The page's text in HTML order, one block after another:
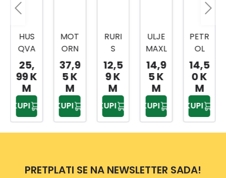
HUS
QVA
RNA
DVO
TAKN
TO
ULJE
1L
25,
99 K
M
KUPI
MOT
ORN
O
ULJE
HP
SUPE
R 1L
DOZ
ER
37,9
5 K
M
KUPI
RURI
S
ULJE
4T
600
ML
060
12,5
9 K
M
KUPI
ULJE
MAXL
IFE
10W4
0 1L
SW
14,9
5 K
M
KUPI
PETR
OL
SYST
EM
CLEA
NER
12/30
0ML
SW
14,5
0 K
M
KUPI
PRETPLATI SE NA NEWSLETTER SADA!